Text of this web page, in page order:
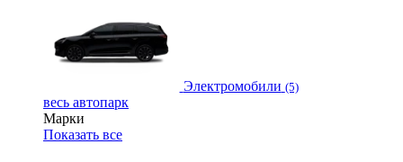
Электромобили (5)
весь автопарк
Марки
Показать все